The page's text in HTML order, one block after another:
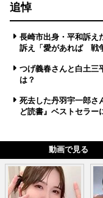
追悼
長崎市出身・平和訴
訴え「愛があれば 戦
つげ義春さんと白土
は？
死去した丹羽宇一郎
ど読書』ベストセラー
動画で見る